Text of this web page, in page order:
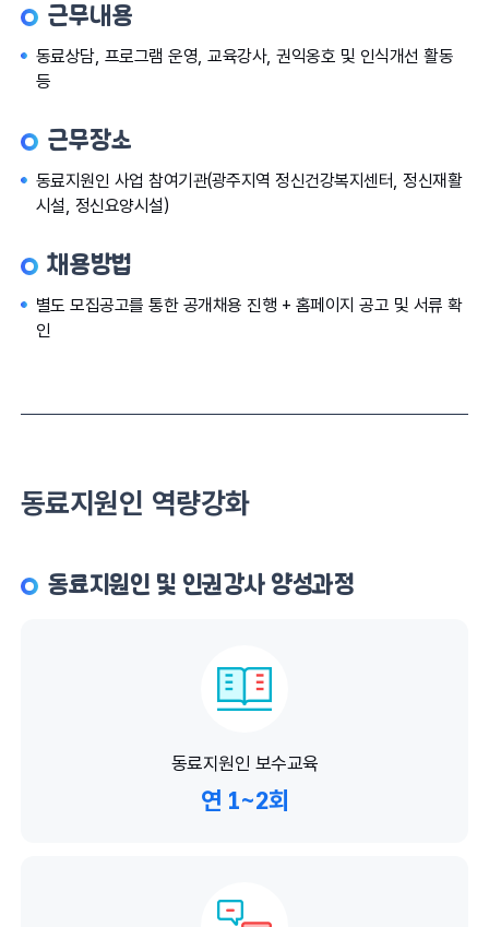
근무내용
동료상담, 프로그램 운영, 교육강사, 권익옹호 및 인식개선 활동
등
근무장소
동료지원인 사업 참여기관(광주지역 정신건강복지센터, 정신재활
시설, 정신요양시설)
채용방법
별도 모집공고를 통한 공개채용 진행 + 홈페이지 공고 및 서류 확
인
동료지원인 역량강화
동료지원인 및 인권강사 양성과정
동료지원인 보수교육
연 1~2회